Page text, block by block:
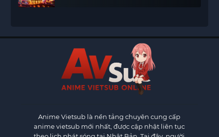
Anime Vietsub là nền tảng chuyên cung cấp
anime vietsub mới nhất, được cập nhật liên tục